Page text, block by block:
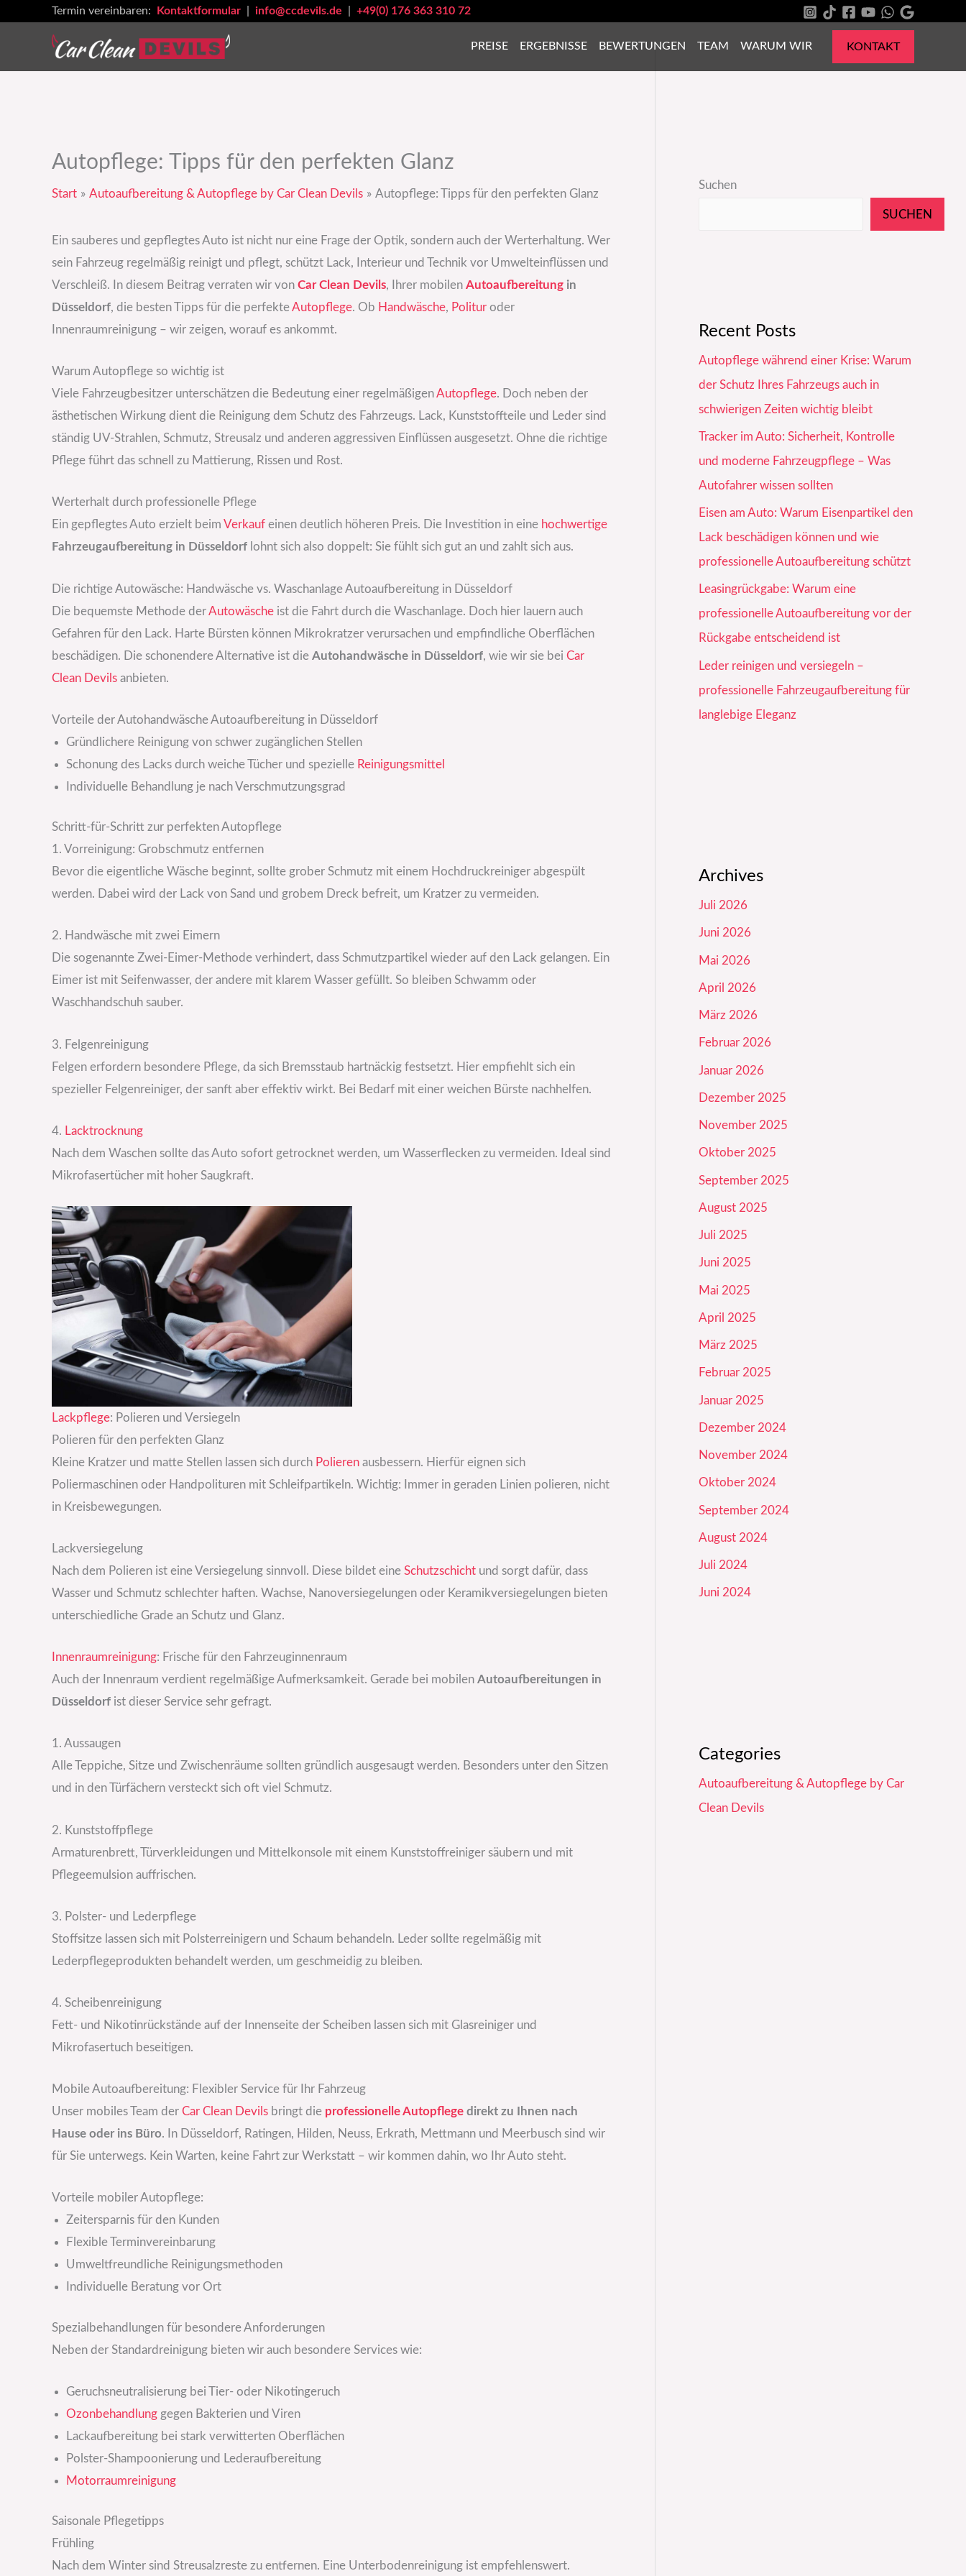
Termin vereinbaren: Kontaktformular info@ccdevils.de +49(0) 176 363 310 72
PREISE ERGEBNISSE BEWERTUNGEN TEAM WARUM WIR KONTAKT
Autopflege: Tipps für den perfekten Glanz
Start Autoaufbereitung & Autopflege by Car Clean Devils Autopflege: Tipps für den perfekten Glanz
Ein sauberes und gepflegtes Auto ist nicht nur eine Frage der Optik, sondern auch der Werterhaltung. Wer
sein Fahrzeug regelmäßig reinigt und pflegt, schützt Lack, Interieur und Technik vor Umwelteinflüssen und
Verschleiß. In diesem Beitrag verraten wir von Car Clean Devils, Ihrer mobilen Autoaufbereitung in
Düsseldorf, die besten Tipps für die perfekteAutopflege. Ob Handwäsche, Politur oder
Innenraumreinigung – wir zeigen, worauf es ankommt.
Warum Autopflege so wichtig ist
Viele Fahrzeugbesitzer unterschätzen die Bedeutung einer regelmäßigenAutopflege. Doch neben der
ästhetischen Wirkung dient die Reinigung dem Schutz des Fahrzeugs. Lack, Kunststoffteile und Leder sind
ständig UV-Strahlen, Schmutz, Streusalz und anderen aggressiven Einflüssen ausgesetzt. Ohne die richtige
Pflege führt das schnell zu Mattierung, Rissen und Rost.
Werterhalt durch professionelle Pflege
Ein gepflegtes Auto erzielt beim Verkauf einen deutlich höheren Preis. Die Investition in eine hochwertige
Fahrzeugaufbereitung in Düsseldorf lohnt sich also doppelt: Sie fühlt sich gut an und zahlt sich aus.
Die richtige Autowäsche: Handwäsche vs. Waschanlage Autoaufbereitung in Düsseldorf
Die bequemste Methode derAutowäsche ist die Fahrt durch die Waschanlage. Doch hier lauern auch
Gefahren für den Lack. Harte Bürsten können Mikrokratzer verursachen und empfindliche Oberflächen
beschädigen. Die schonendere Alternative ist die Autohandwäsche in Düsseldorf, wie wir sie bei Car
Clean Devils anbieten.
Vorteile der Autohandwäsche Autoaufbereitung in Düsseldorf
Gründlichere Reinigung von schwer zugänglichen Stellen
Schonung des Lacks durch weiche Tücher und spezielle Reinigungsmittel
Individuelle Behandlung je nach Verschmutzungsgrad
Schritt-für-Schritt zur perfekten Autopflege
1. Vorreinigung: Grobschmutz entfernen
Bevor die eigentliche Wäsche beginnt, sollte grober Schmutz mit einem Hochdruckreiniger abgespült
werden. Dabei wird der Lack von Sand und grobem Dreck befreit, um Kratzer zu vermeiden.
2. Handwäsche mit zwei Eimern
Die sogenannte Zwei-Eimer-Methode verhindert, dass Schmutzpartikel wieder auf den Lack gelangen. Ein
Eimer ist mit Seifenwasser, der andere mit klarem Wasser gefüllt. So bleiben Schwamm oder
Waschhandschuh sauber.
3. Felgenreinigung
Felgen erfordern besondere Pflege, da sich Bremsstaub hartnäckig festsetzt. Hier empfiehlt sich ein
spezieller Felgenreiniger, der sanft aber effektiv wirkt. Bei Bedarf mit einer weichen Bürste nachhelfen.
4. Lacktrocknung
Nach dem Waschen sollte das Auto sofort getrocknet werden, um Wasserflecken zu vermeiden. Ideal sind
Mikrofasertücher mit hoher Saugkraft.
Lackpflege: Polieren und Versiegeln
Polieren für den perfekten Glanz
Kleine Kratzer und matte Stellen lassen sich durch Polieren ausbessern. Hierfür eignen sich
Poliermaschinen oder Handpolituren mit Schleifpartikeln. Wichtig: Immer in geraden Linien polieren, nicht
in Kreisbewegungen.
Lackversiegelung
Nach dem Polieren ist eine Versiegelung sinnvoll. Diese bildet eine Schutzschicht und sorgt dafür, dass
Wasser und Schmutz schlechter haften. Wachse, Nanoversiegelungen oder Keramikversiegelungen bieten
unterschiedliche Grade an Schutz und Glanz.
Innenraumreinigung: Frische für den Fahrzeuginnenraum
Auch der Innenraum verdient regelmäßige Aufmerksamkeit. Gerade bei mobilen Autoaufbereitungen in
Düsseldorf ist dieser Service sehr gefragt.
1. Aussaugen
Alle Teppiche, Sitze und Zwischenräume sollten gründlich ausgesaugt werden. Besonders unter den Sitzen
und in den Türfächern versteckt sich oft viel Schmutz.
2. Kunststoffpflege
Armaturenbrett, Türverkleidungen und Mittelkonsole mit einem Kunststoffreiniger säubern und mit
Pflegeemulsion auffrischen.
3. Polster- und Lederpflege
Stoffsitze lassen sich mit Polsterreinigern und Schaum behandeln. Leder sollte regelmäßig mit
Lederpflegeprodukten behandelt werden, um geschmeidig zu bleiben.
4. Scheibenreinigung
Fett- und Nikotinrückstände auf der Innenseite der Scheiben lassen sich mit Glasreiniger und
Mikrofasertuch beseitigen.
Mobile Autoaufbereitung: Flexibler Service für Ihr Fahrzeug
Unser mobiles Team der Car Clean Devils bringt die professionelle Autopflege direkt zu Ihnen nach
Hause oder ins Büro. In Düsseldorf, Ratingen, Hilden, Neuss, Erkrath, Mettmann und Meerbusch sind wir
für Sie unterwegs. Kein Warten, keine Fahrt zur Werkstatt – wir kommen dahin, wo Ihr Auto steht.
Vorteile mobiler Autopflege:
Zeitersparnis für den Kunden
Flexible Terminvereinbarung
Umweltfreundliche Reinigungsmethoden
Individuelle Beratung vor Ort
Spezialbehandlungen für besondere Anforderungen
Neben der Standardreinigung bieten wir auch besondere Services wie:
Geruchsneutralisierung bei Tier- oder Nikotingeruch
Ozonbehandlung gegen Bakterien und Viren
Lackaufbereitung bei stark verwitterten Oberflächen
Polster-Shampoonierung und Lederaufbereitung
Motorraumreinigung
Saisonale Pflegetipps
Frühling
Nach dem Winter sind Streusalzreste zu entfernen. Eine Unterbodenreinigung ist empfehlenswert.
Suchen
SUCHEN
Recent Posts
Autopflege während einer Krise: Warum
der Schutz Ihres Fahrzeugs auch in
schwierigen Zeiten wichtig bleibt
Tracker im Auto: Sicherheit, Kontrolle
und moderne Fahrzeugpflege – Was
Autofahrer wissen sollten
Eisen am Auto: Warum Eisenpartikel den
Lack beschädigen können und wie
professionelle Autoaufbereitung schützt
Leasingrückgabe: Warum eine
professionelle Autoaufbereitung vor der
Rückgabe entscheidend ist
Leder reinigen und versiegeln –
professionelle Fahrzeugaufbereitung für
langlebige Eleganz
Archives
Juli 2026
Juni 2026
Mai 2026
April 2026
März 2026
Februar 2026
Januar 2026
Dezember 2025
November 2025
Oktober 2025
September 2025
August 2025
Juli 2025
Juni 2025
Mai 2025
April 2025
März 2025
Februar 2025
Januar 2025
Dezember 2024
November 2024
Oktober 2024
September 2024
August 2024
Juli 2024
Juni 2024
Categories
Autoaufbereitung & Autopflege by Car
Clean Devils